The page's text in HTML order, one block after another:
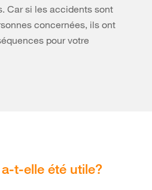
Car si les accidents sont
concernées, ils ont
pour votre
t-elle été utile?